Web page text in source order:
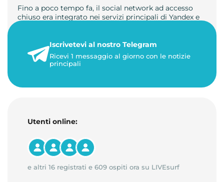
Fino a poco tempo fa, il social network ad accesso
chiuso era integrato nei servizi principali di Yandex e
23 maggio 2026
1 minuto di lettura
Iscrivetevi al nostro Telegram
Ricevi 1 messaggio al giorno con le notizie
principali
Utenti online:
e altri 16 registrati e 609 ospiti ora su LIVEsurf